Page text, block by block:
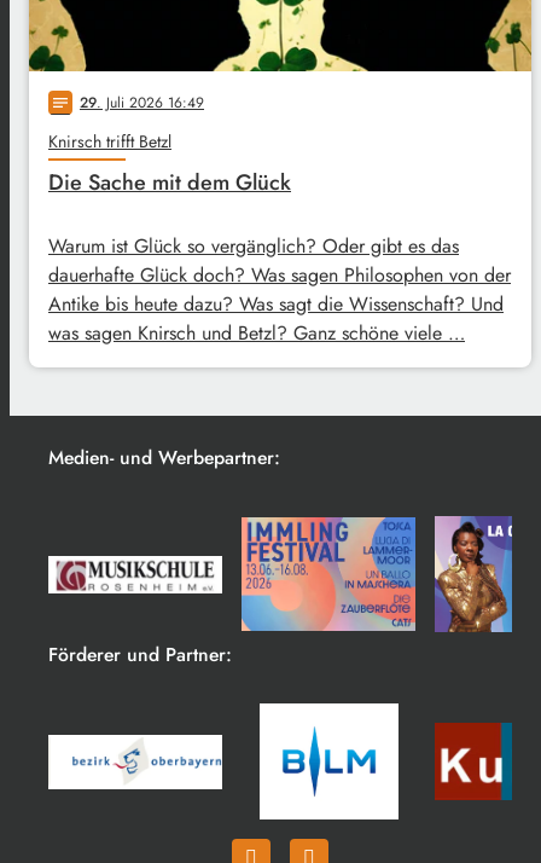
notes 29. Juli 2026 16:49
Knirsch trifft Betzl
Die Sache mit dem Glück
Warum ist Glück so vergänglich? Oder gibt es das
dauerhafte Glück doch? Was sagen Philosophen von der
Antike bis heute dazu? Was sagt die Wissenschaft? Und
was sagen Knirsch und Betzl? Ganz schöne viele …
Medien- und Werbepartner:
Förderer und Partner: